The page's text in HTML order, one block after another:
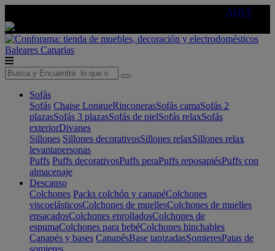
AQUÍ
Baleares Canarias
Sofás
Sofás Chaise LongueRinconerasSofás camaSofás 2
plazasSofás 3 plazasSofás de pielSofás relaxSofás
exteriorDivanes
Sillones Sillones decorativosSillones relaxSillones relax
levantapersonas
Puffs Puffs decorativosPuffs peraPuffs reposapiésPuffs con
almacenaje
Descanso
Colchones Packs colchón y canapéColchones
viscoelásticosColchones de muellesColchones de muelles
ensacadosColchones enrolladosColchones de
espumaColchones para bebéColchones hinchables
Canapés y bases CanapésBase tapizadasSomieresPatas de
somieres